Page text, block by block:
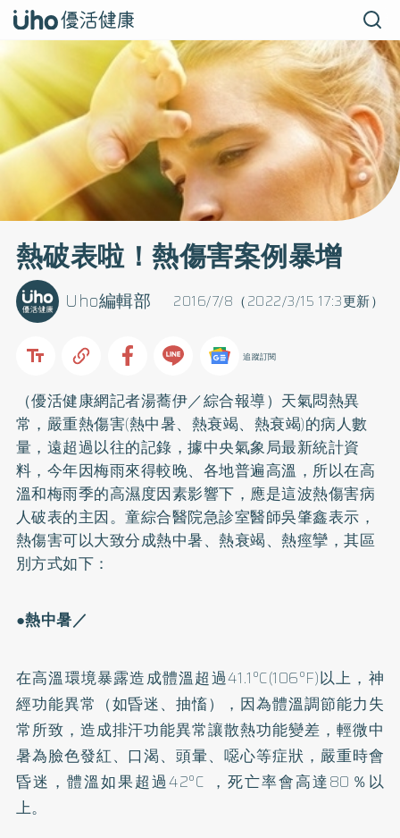
熱破表啦！熱傷害案例暴增
2016/7/8（2022/3/15 17:3更新）
Uho編輯部
追蹤訂閱
（優活健康網記者湯蕎伊／綜合報導） 天氣悶熱異
常，嚴重熱傷害(熱中暑、熱衰竭、熱衰竭)的病人數
量，遠超過以往的記錄，據中央氣象局最新統計資
料，今年因梅雨來得較晚、各地普遍高溫，所以在高
溫和梅雨季的高濕度因素影響下，應是這波熱傷害病
人破表的主因。童綜合醫院急診室醫師吳肇鑫表示，
熱傷害可以大致分成熱中暑、熱衰竭、熱痙攣，其區
別方式如下：
●熱中暑／
在高溫環境暴露造成體溫超過41.1°C(106°F)以上，神
經功能異常（如昏迷、抽慉），因為體溫調節能力失
常所致，造成排汗功能異常讓散熱功能變差，輕微中
暑為臉色發紅、口渴、頭暈、噁心等症狀，嚴重時會
昏迷，體溫如果超過42°C ，死亡率會高達80％以
上。